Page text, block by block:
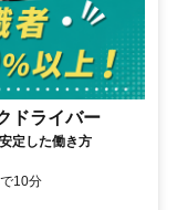
ドライバー
定した働き方
10分